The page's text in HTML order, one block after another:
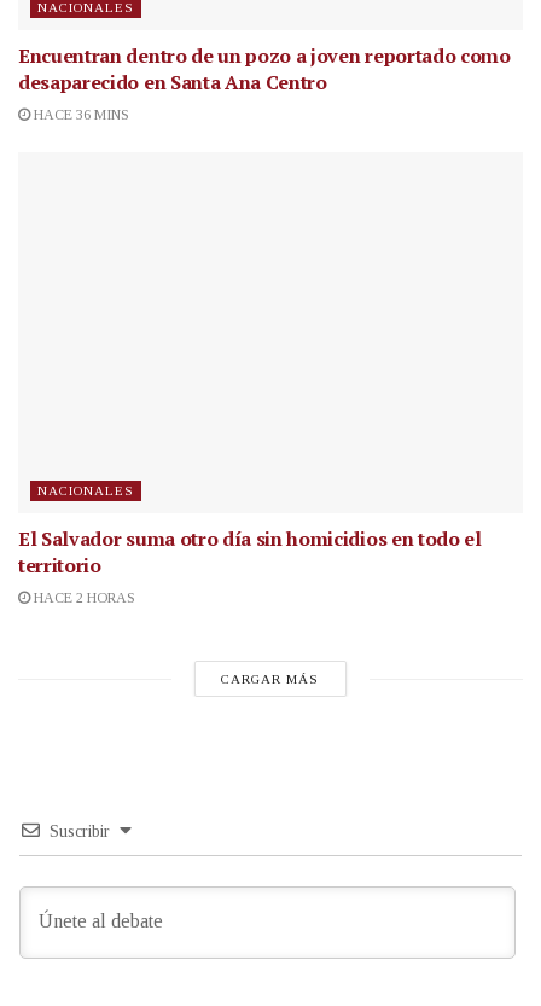
NACIONALES
Encuentran dentro de un pozo a joven reportado como
desaparecido en Santa Ana Centro
HACE 36 MINS
NACIONALES
El Salvador suma otro día sin homicidios en todo el
territorio
HACE 2 HORAS
CARGAR MÁS
Suscribir